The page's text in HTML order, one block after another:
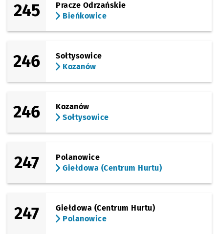
245
Pracze Odrzańskie
Bieńkowice
246
Sołtysowice
Kozanów
246
Kozanów
Sołtysowice
247
Polanowice
Giełdowa (Centrum Hurtu)
247
Giełdowa (Centrum Hurtu)
Polanowice